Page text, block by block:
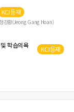
KCI등재
강환(Jeong Gang Hoan)
학습의욕
KCI등재